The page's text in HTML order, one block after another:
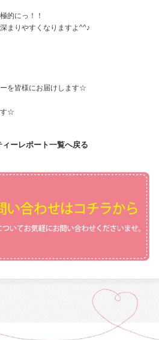
的にっ！！
まりやすくなりますよ^^♪
を皆様にお届けします☆
す☆
ィーレポート一覧へ戻る